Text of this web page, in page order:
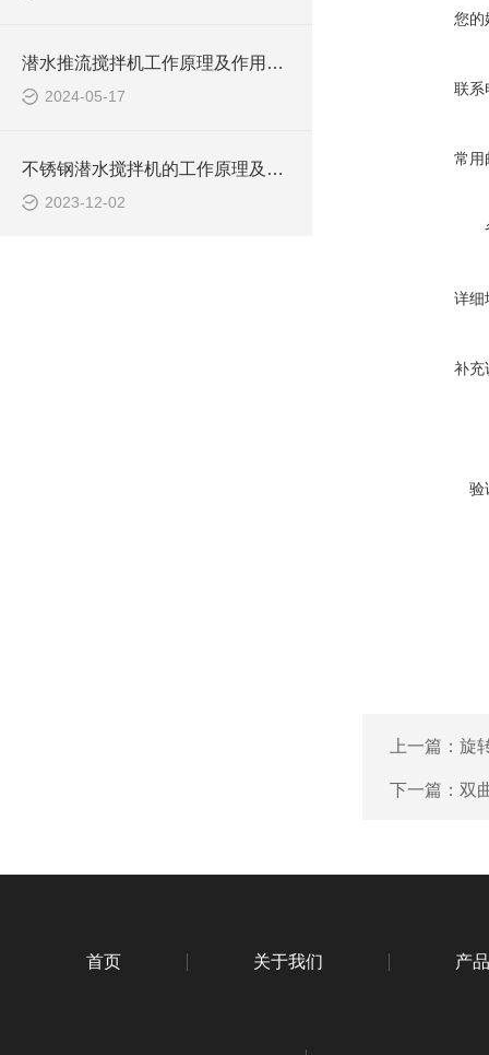
潜水推流搅拌机工作原理及作用特点、安装图、CAD结构图
2024-05-17
不锈钢潜水搅拌机的工作原理及作用特点、CAD安装系统结构图
2023-12-02
您的
联系
常用
详细
补充
验
上一篇： 旋
下一篇： 双
首页 关于我们 产